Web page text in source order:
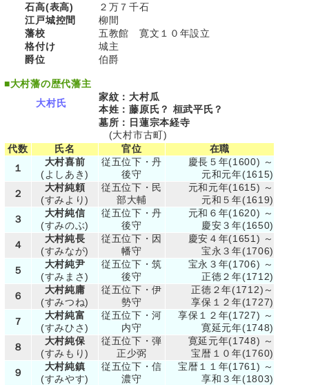
石高(表高)
２万７千石
江戸城控間
柳間
藩校
五教館 寛文１０年設立
格付け
城主
爵位
伯爵
■大村藩の歴代藩主
大村氏
家紋：大村瓜
本姓：藤原氏？ 桓武平氏？
墓所：日蓮宗本経寺
(大村市古町)
代数
氏名 官位
在職
１
大村喜前
(よしあき)
従五位下・丹
後守
慶長５年(1600) ～
元和元年(1615)
２
大村純頼
(すみより)
従五位下・民
部大輔
元和元年(1615) ～
元和５年(1619)
３
大村純信
(すみのぶ)
従五位下・丹
後守
元和６年(1620) ～
慶安３年(1650)
４
大村純長
(すみなが)
従五位下・因
幡守
慶安４年(1651) ～
宝永３年(1706)
５
大村純尹
(すみまさ)
従五位下・筑
後守
宝永３年(1706) ～
正徳２年(1712)
６
大村純庸
(すみつね)
従五位下・伊
勢守
正徳２年(1712)～
享保１２年(1727)
７
大村純富
(すみひさ)
従五位下・河
内守
享保１２年(1727) ～
寛延元年(1748)
８
大村純保
(すみもり)
従五位下・弾
正少弼
寛延元年(1748) ～
宝暦１０年(1760)
９
大村純鎮
(すみやす)
従五位下・信
濃守
宝暦１１年(1761) ～
享和３年(1803)